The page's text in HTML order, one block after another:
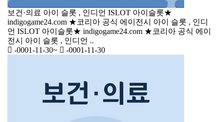
보건·의료 아이 슬롯 , 인디언 ISLOT 아이슬롯★
indigogame24.com ★코리아 공식 에이전시 아이 슬롯 , 인디
언 ISLOT 아이슬롯★ indigogame24.com ★코리아 공식 에이
전시 아이 슬롯 , 인디언 ..
-0001-11-30~ -0001-11-30